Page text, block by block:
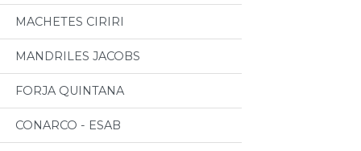
MACHETES CIRIRI
MANDRILES JACOBS
FORJA QUINTANA
CONARCO - ESAB